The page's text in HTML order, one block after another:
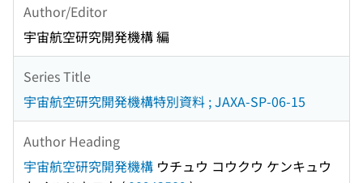
Author/Editor
宇宙航空研究開発機構 編
Series Title
宇宙航空研究開発機構特別資料 ; JAXA-SP-06-15
Author Heading
宇宙航空研究開発機構 ウチュウ コウクウ ケンキュウ